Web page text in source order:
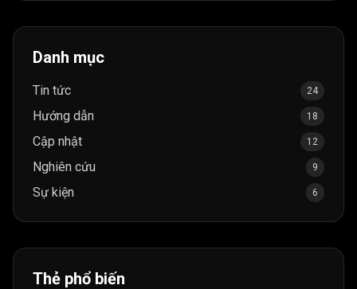
Danh mục
Tin tức 24
Hướng dẫn 18
Cập nhật 12
Nghiên cứu 9
Sự kiện 6
Thẻ phổ biến